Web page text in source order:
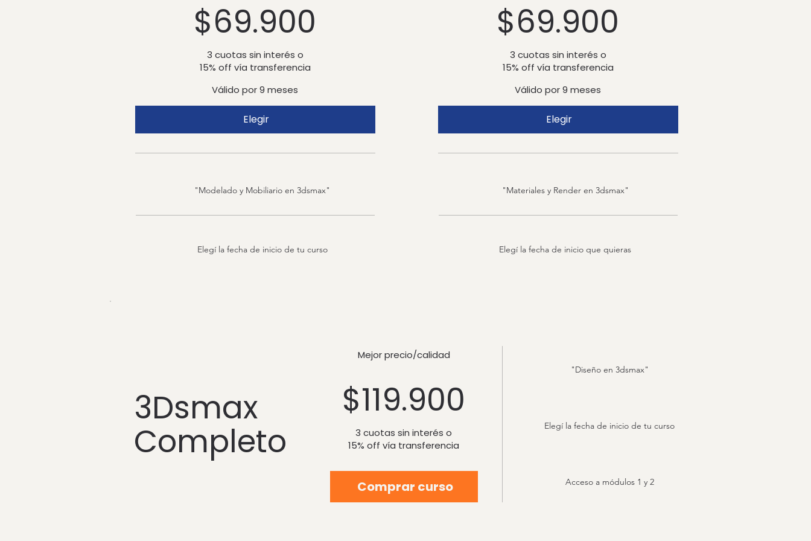
$69.900
3 cuotas sin interés o
15% off vía transferencia
Válido por 9 meses
Elegir
"Modelado y Mobiliario en 3dsmax"
Elegí la fecha de inicio de tu curso
$69.900
3 cuotas sin interés o
15% off vía transferencia
Válido por 9 meses
Elegir
"Materiales y Render en 3dsmax"
Elegí la fecha de inicio que quieras
Mejor precio/calidad
3Dsmax
Completo
$119.900
3 cuotas sin interés o
15% off vía transferencia
Comprar curso
"Diseño en 3dsmax"
Elegí la fecha de inicio de tu curso
Acceso a módulos 1 y 2